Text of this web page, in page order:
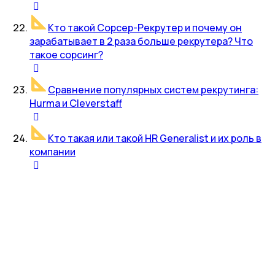
Кто такой Сорсер-Рекрутер и почему он
зарабатывает в 2 раза больше рекрутера? Что
такое сорсинг?
Сравнение популярных систем рекрутинга:
Hurma и Cleverstaff
Кто такая или такой HR Generalist и их роль в
компании